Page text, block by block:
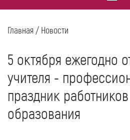
Главная/ Новости
5 октября ежегодно
учителя -
праздник
образования